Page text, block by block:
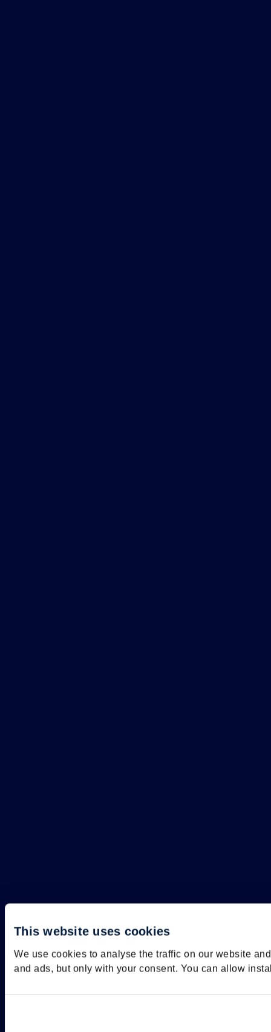
This website uses cookies
We use cookies to analyse the traffic on our website
and ads, but only with your consent. You can allow